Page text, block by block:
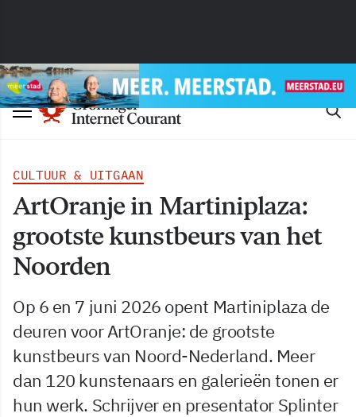
CULTUUR & UITGAAN
ArtOranje in Martiniplaza:
grootste kunstbeurs van het
Noorden
Op 6 en 7 juni 2026 opent Martiniplaza de
deuren voor ArtOranje: de grootste
kunstbeurs van Noord-Nederland. Meer
dan 120 kunstenaars en galerieën tonen er
hun werk. Schrijver en presentator Splinter